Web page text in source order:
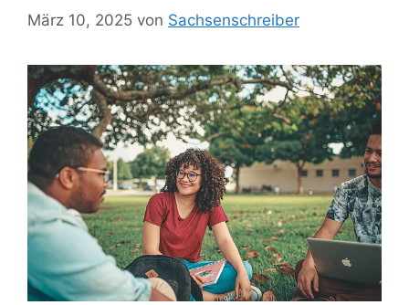
März 10, 2025 von Sachsenschreiber